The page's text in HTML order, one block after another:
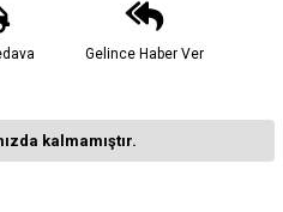
Gelince Haber Ver
kalmamıştır.